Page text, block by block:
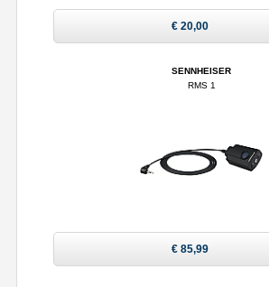
€ 20,00
SENNHEISER
RMS 1
€ 85,99